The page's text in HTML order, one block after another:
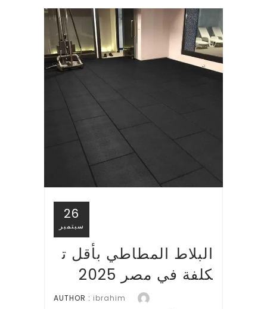
26
سبتمبر
البلاط المطاطي بأقل ت
كلفة في مصر 2025
AUTHOR : ibrahim